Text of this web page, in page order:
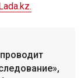
Lada.kz.